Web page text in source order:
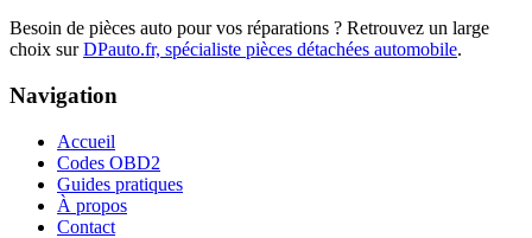
Besoin de pièces auto pour vos réparations ? Retrouvez un large
choix sur DPauto.fr, spécialiste pièces détachées automobile.
Navigation
Accueil
Codes OBD2
Guides pratiques
À propos
Contact